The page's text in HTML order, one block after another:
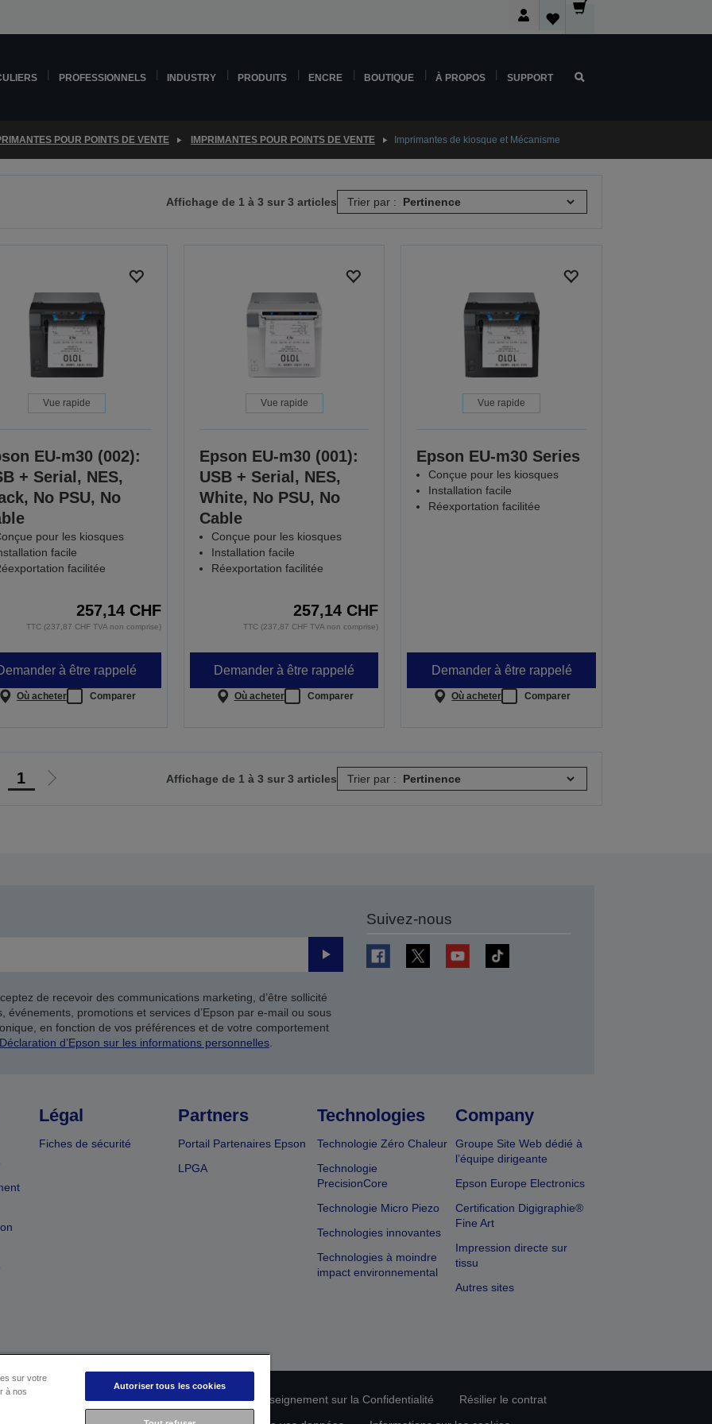
PROFESSIONNELS INDUSTRY PRODUITS ENCRE BOUTIQUE À PROPOS SUPPORT
POUR POINTS DE VENTE IMPRIMANTES POUR POINTS DE VENTE Imprimantes de kiosque et Mécanisme
Affichage de 1 à 3 sur 3 articles Trier par :
Vue rapide
EU-m30 (002):
+ Serial, NES,
No PSU, No
pour les kiosques
facile
facilitée
257,14 CHF
TTC (237,87 CHF TVA non comprise)
à être rappelé
Où acheter Comparer
Vue rapide
Epson EU-m30 (001):
USB + Serial, NES,
White, No PSU, No
Cable
Conçue pour les kiosques
Installation facile
Réexportation facilitée
257,14 CHF
TTC (237,87 CHF TVA non comprise)
Demander à être rappelé
Où acheter Comparer
Vue rapide
Epson EU-m30 Series
Conçue pour les kiosques
Installation facile
Réexportation facilitée
Demander à être rappelé
Où acheter Comparer
1
Aller
Affichage de 1 à 3 sur 3 articles Trier par :
Valider
de recevoir des communications marketing, d’être sollicité
promotions et services d’Epson par e-mail ou sous
en fonction de vos préférences et de votre comportement
Déclaration d’Epson sur les informations personnelles.
Suivez-nous
Légal
Fiches de sécurité
Partners
Portail Partenaires Epson
LPGA
Technologies
Technologie Zéro Chaleur
Technologie
PrecisionCore
Technologie Micro Piezo
Technologies innovantes
Technologies à moindre
impact environnemental
Company
Groupe Site Web dédié à
l’équipe dirigeante
Epson Europe Electronics
Certification Digigraphie®
Fine Art
Impression directe sur
tissu
Autres sites
de conformité des produits Déclaration de Renseignement sur la Confidentialité
Résilier le contrat
sur votre
à nos
Autoriser tous les cookies